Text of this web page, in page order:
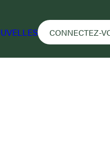
CONNECTEZ-